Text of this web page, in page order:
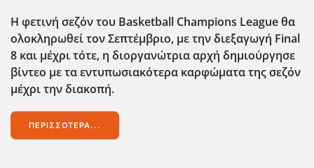
Η φετινή σεζόν του Basketball Champions Leagueθα
ολοκληρωθεί τον Σεπτέμβριο, με την διεξαγωγή Final
8 και μέχρι τότε, η διοργανώτρια αρχή δημιούργησε
βίντεο με τα εντυπωσιακότερα καρφώματα της σεζόν
μέχρι την διακοπή.
ΠΕΡΙΣΣΌΤΕΡΑ...